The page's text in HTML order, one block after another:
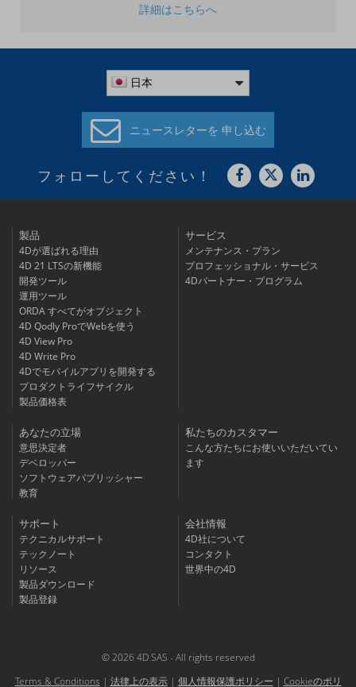
詳細はこちらへ
日本
ニュースレターを 申し込む
フォローしてください！
製品
4Dが選ばれる理由
4D 21 LTSの新機能
開発ツール
運用ツール
ORDA すべてがオブジェクト
4D Qodly ProでWebを使う
4D View Pro
4D Write Pro
4Dでモバイルアプリを開発する
プロダクトライフサイクル
製品価格表
サービス
メンテナンス・プラン
プロフェッショナル・サービス
4Dパートナー・プログラム
あなたの立場
意思決定者
デベロッパー
ソフトウェアパブリッシャー
教育
私たちのカスタマー
こんな方たちにお使いいただいてい
ます
サポート
テクニカルサポート
テックノート
リソース
製品ダウンロード
製品登録
会社情報
4D社について
コンタクト
世界中の4D
© 2026 4D SAS - All rights reserved
Terms & Conditions | 法律上の表示| 個人情報保護ポリシー | Cookieのポリ